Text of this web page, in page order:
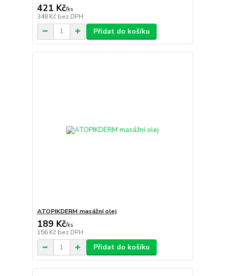
421 Kč/ks
348 Kč bez DPH
Přidat do košíku
ATOPIKDERM masážní olej
189 Kč/ks
156 Kč bez DPH
Přidat do košíku